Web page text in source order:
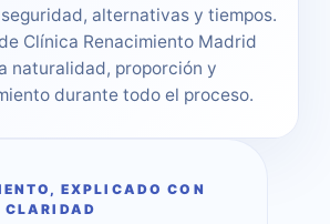
alternativas y tiempos.
Clínica Renacimiento Madrid
naturalidad, proporción y
durante todo el proceso.
EXPLICADO CON
CLARIDAD